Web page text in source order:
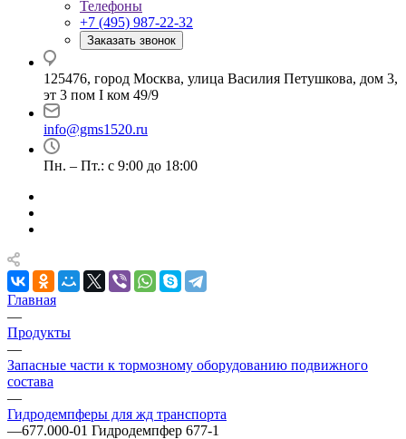
Телефоны
+7 (495) 987-22-32
Заказать звонок
125476, город Москва, улица Василия Петушкова, дом 3,
эт 3 пом I ком 49/9
info@gms1520.ru
Пн. – Пт.: с 9:00 до 18:00
Главная
—
Продукты
—
Запасные части к тормозному оборудованию подвижного
состава
—
Гидродемпферы для жд транспорта
—677.000-01 Гидродемпфер 677-1